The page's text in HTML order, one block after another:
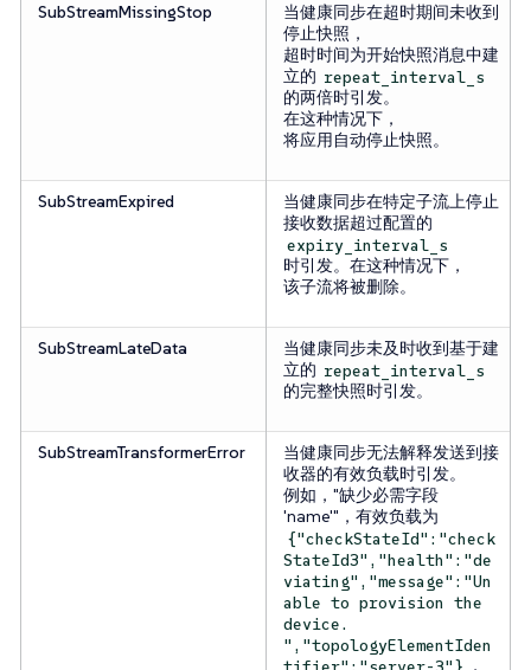
SubStreamMissingStop
当健康同步在超时期间未收到
停止快照，
超时时间为开始快照消息中建
立的 repeat_interval_s
的两倍时引发。
在这种情况下，
将应用自动停止快照。
SubStreamExpired
当健康同步在特定子流上停止
接收数据超过配置的
expiry_interval_s
时引发。在这种情况下，
该子流将被删除。
SubStreamLateData
当健康同步未及时收到基于建
立的 repeat_interval_s
的完整快照时引发。
SubStreamTransformerError
当健康同步无法解释发送到接
收器的有效负载时引发。
例如，"缺少必需字段
'name'"，有效负载为
{"checkStateId":"check
StateId3","health":"de
viating","message":"Un
able to provision the
device.
","topologyElementIden